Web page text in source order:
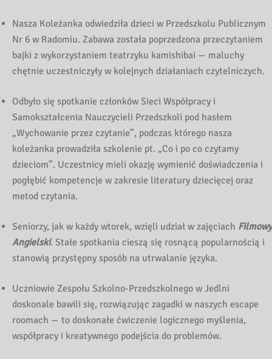
Nasza Koleżanka odwiedziła dzieci w Przedszkolu Publicznym
Nr 6 w Radomiu. Zabawa została poprzedzona przeczytaniem
bajki z wykorzystaniem teatrzyku kamishibai — maluchy
chętnie uczestniczyły w kolejnych działaniach czytelniczych.
Odbyło się spotkanie członków Sieci Współpracy i
Samokształcenia Nauczycieli Przedszkoli pod hasłem
„Wychowanie przez czytanie”, podczas którego nasza
koleżanka prowadziła szkolenie pt. „Co i po co czytamy
dzieciom”. Uczestnicy mieli okazję wymienić doświadczenia i
pogłębić kompetencje w zakresie literatury dziecięcej oraz
metod czytania.
Seniorzy, jak w każdy wtorek, wzięli udział w zajęciach Filmowy
Angielski. Stałe spotkania cieszą się rosnącą popularnością i
stanowią przystępny sposób na utrwalanie języka.
Uczniowie Zespołu Szkolno-Przedszkolnego w Jedlni
doskonale bawili się, rozwiązując zagadki w naszych escape
roomach — to doskonałe ćwiczenie logicznego myślenia,
współpracy i kreatywnego podejścia do problemów.